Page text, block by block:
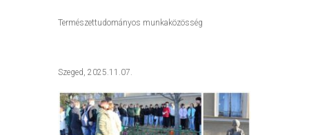
Természettudományos munkaközösség
Szeged, 2025.11.07.